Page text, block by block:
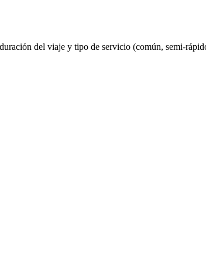
del viaje y tipo de servicio (común, semi-